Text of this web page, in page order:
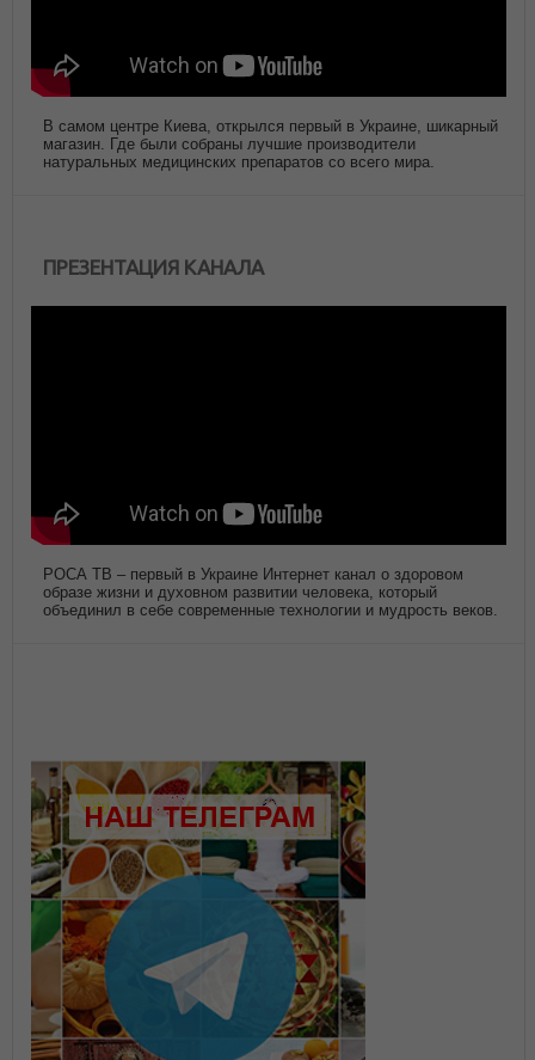
В самом центре Киева, открылся первый в Украине, шикарный
магазин. Где были собраны лучшие производители
натуральных медицинских препаратов со всего мира.
ПРЕЗЕНТАЦИЯ КАНАЛА
РОСА ТВ – первый в Украине Интернет канал о здоровом
образе жизни и духовном развитии человека, который
объединил в себе современные технологии и мудрость веков.